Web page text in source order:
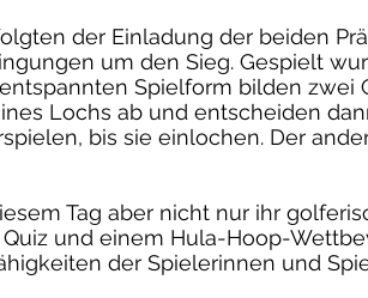
der Einladung der beiden
um den Sieg. Gespielt
Spielform bilden zwei
Lochs ab und entscheiden
bis sie einlochen. Der
Tag aber nicht nur ihr
und einem Hula-Hoop-
der Spielerinnen und